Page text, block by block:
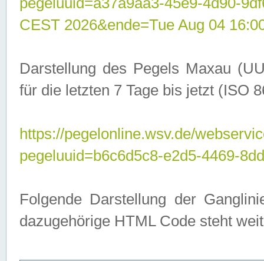
CEST 2026&ende=Tue Aug 04
Darstellung des Pegels Maxau
für die letzten 7 Tage bis jetzt (ISO
https://pegelonline.wsv.de/
pegeluuid=b6c6d5c8-e2d5-4469-
Folgende Darstellung der
dazugehörige HTML Code steht